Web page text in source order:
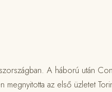
A háború után
megnyitotta az első üzletet